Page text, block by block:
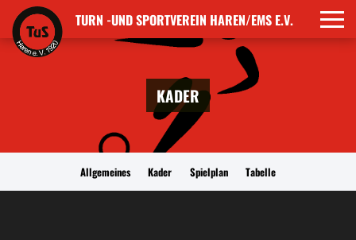
TURN -UND SPORTVEREIN HAREN/EMS E.V.
KADER
Allgemeines Kader Spielplan Tabelle